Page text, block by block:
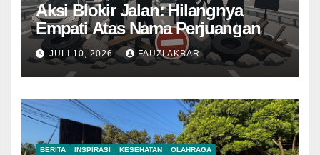
Aksi Blokir Jalan: Hilangnya
Empati Atas Nama Perjuangan
JULI 10, 2026 FAUZI AKBAR
BERITA INSPIRASI KESEHATAN OLAHRAGA